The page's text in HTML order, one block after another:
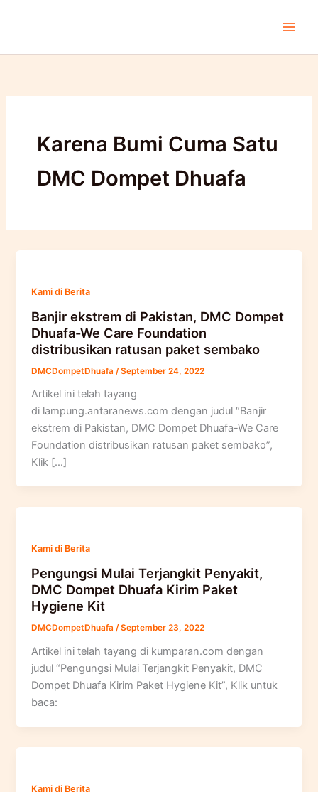
Karena Bumi Cuma Satu
DMC Dompet Dhuafa
Kami di Berita
Banjir ekstrem di Pakistan, DMC Dompet
Dhuafa-We Care Foundation
distribusikan ratusan paket sembako
DMCDompetDhuafa /September 24, 2022
Artikel ini telah tayang
di lampung.antaranews.com dengan judul “Banjir
ekstrem di Pakistan, DMC Dompet Dhuafa-We Care
Foundation distribusikan ratusan paket sembako”,
Klik […]
Kami di Berita
Pengungsi Mulai Terjangkit Penyakit,
DMC Dompet Dhuafa Kirim Paket
Hygiene Kit
DMCDompetDhuafa/September 23, 2022
Artikel ini telah tayang di kumparan.com dengan
judul “Pengungsi Mulai Terjangkit Penyakit, DMC
Dompet Dhuafa Kirim Paket Hygiene Kit”, Klik untuk
baca:
Kami di Berita